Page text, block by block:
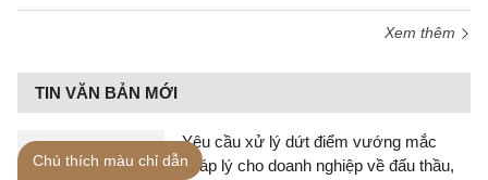
Xem thêm
TIN VĂN BẢN MỚI
Yêu cầu xử lý dứt điểm vướng mắc
pháp lý cho doanh nghiệp về đấu thầu,
Chú thích màu chỉ dẫn